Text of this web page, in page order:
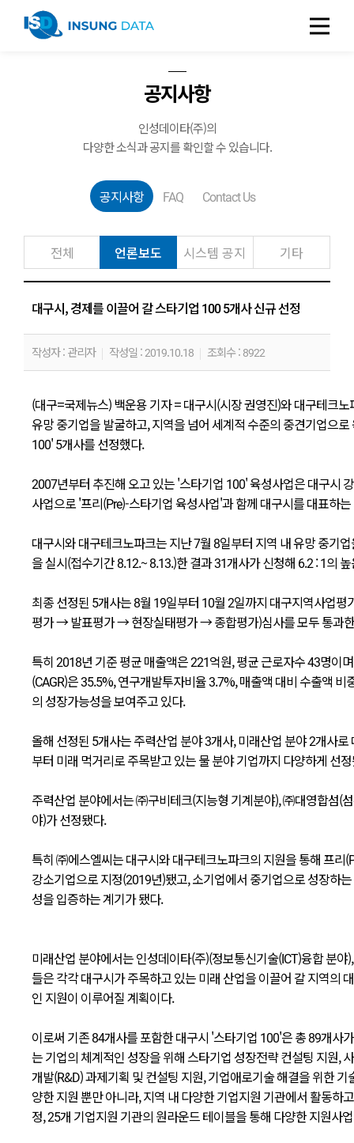
공지사항
인성데이타(주)의
다양한 소식과 공지를 확인할 수 있습니다.
공지사항 FAQ Contact Us
전체 언론보도 시스템 공지 기타
대구시, 경제를 이끌어 갈 스타기업 100 5개사 신규 선정
작성자 : 관리자 작성일 : 2019.10.18 조회수 : 8922
(대구=국제뉴스) 백운용 기자 = 대구시(시장 권영진)와 대구테크
유망 중기업을 발굴하고, 지역을 넘어 세계적 수준의 중견기업으
100' 5개사를 선정했다.
2007년부터 추진해 오고 있는 '스타기업 100' 육성사업은 대구시
사업으로 '프리(Pre)-스타기업 육성사업'과 함께 대구시를 대표하
대구시와 대구테크노파크는 지난 7월 8일부터 지역 내 유망 중기
을 실시(접수기간 8.12.~ 8.13.)한 결과 31개사가 신청해 6.2 : 1의
최종 선정된 5개사는 8월 19일부터 10월 2일까지 대구지역사업
평가 → 발표평가 → 현장실태평가 → 종합평가)심사를 모두 통과
특히 2018년 기준 평균 매출액은 221억원, 평균 근로자수 43명이
(CAGR)은 35.5%, 연구개발투자비율 3.7%, 매출액 대비 수출액
의 성장가능성을 보여주고 있다.
올해 선정된 5개사는 주력산업 분야 3개사, 미래산업 분야 2개사
부터 미래 먹거리로 주목받고 있는 물 분야 기업까지 다양하게 선
주력산업 분야에서는 ㈜구비테크(지능형 기계분야), ㈜대영합섬(
야)가 선정됐다.
특히 ㈜에스엘씨는 대구시와 대구테크노파크의 지원을 통해 프리
강소기업으로 지정(2019년)됐고, 소기업에서 중기업으로 성장하
성을 입증하는 계기가 됐다.
미래산업 분야에서는 인성데이타(주)(정보통신기술(ICT)융합 분
들은 각각 대구시가 주목하고 있는 미래 산업을 이끌어 갈 지역의
인 지원이 이루어질 계획이다.
이로써 기존 84개사를 포함한 대구시 '스타기업 100'은 총 89개사
는 기업의 체계적인 성장을 위해 스타기업 성장전략 컨설팅 지원,
개발(R&D) 과제기획 및 컨설팅 지원, 기업애로기술 해결을 위한
양한 지원 뿐만 아니라, 지역 내 다양한 기업지원 기관에서 활동하
정, 25개 기업지원 기관의 원라운드 테이블을 통해 다양한 지원사